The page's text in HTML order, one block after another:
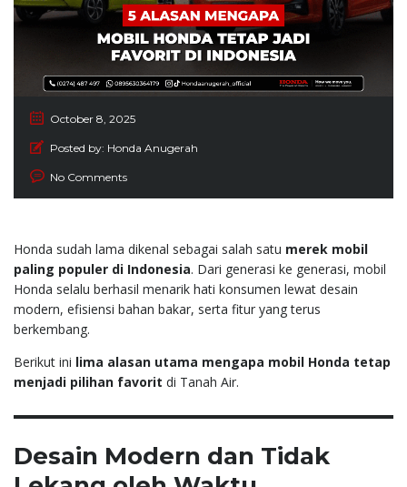
October 8, 2025
Posted by: Honda Anugerah
No Comments
Honda sudah lama dikenal sebagai salah satu merek mobil
paling populer di Indonesia. Dari generasi ke generasi, mobil
Honda selalu berhasil menarik hati konsumen lewat desain
modern, efisiensi bahan bakar, serta fitur yang terus
berkembang.
Berikut ini lima alasan utama mengapa mobil Honda tetap
menjadi pilihan favorit di Tanah Air.
Desain Modern dan Tidak